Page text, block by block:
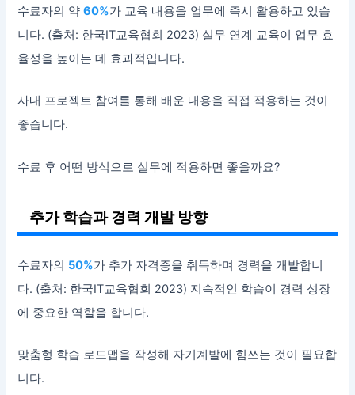
수료자의 약60%가 교육 내용을 업무에 즉시 활용하고 있습
니다. (출처: 한국IT교육협회 2023) 실무 연계 교육이 업무 효
율성을 높이는 데 효과적입니다.
사내 프로젝트 참여를 통해 배운 내용을 직접 적용하는 것이
좋습니다.
수료 후 어떤 방식으로 실무에 적용하면 좋을까요?
추가 학습과 경력 개발 방향
수료자의 50%가 추가 자격증을 취득하며 경력을 개발합니
다. (출처: 한국IT교육협회 2023) 지속적인 학습이 경력 성장
에 중요한 역할을 합니다.
맞춤형 학습 로드맵을 작성해 자기계발에 힘쓰는 것이 필요합
니다.